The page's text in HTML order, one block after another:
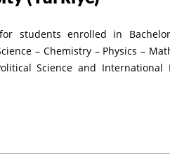
students enrolled in
– Chemistry – Physics –
Science and International